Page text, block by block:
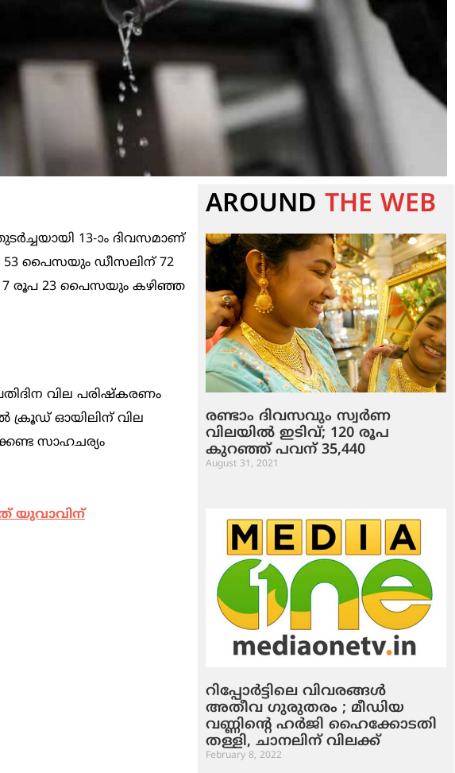
13-ാം ദിവസമാണ്
53 പൈസയും ഡീസലിന് 72
7 രൂപ 23 പൈസയും കഴിഞ്ഞ
വില പരിഷ്‌കരണം
ക്രൂഡ് ഓയിലിന് വില
സാഹചര്യം
യുവാവിന്
AROUND THE WEB
രണ്ടാം ദിവസവും സ്വര്‍ണ
വിലയില്‍ ഇടിവ്; 120 രൂപ
കുറഞ്ഞ് പവന് 35,440
August 31, 2021
റിപ്പോര്‍ട്ടിലെ വിവരങ്ങള്‍
അതീവ ഗുരുതരം ; മീഡിയ
വണ്ണിന്റെ ഹര്‍ജി ഹൈക്കോടതി
തള്ളി, ചാനലിന് വിലക്ക്
February 8, 2022